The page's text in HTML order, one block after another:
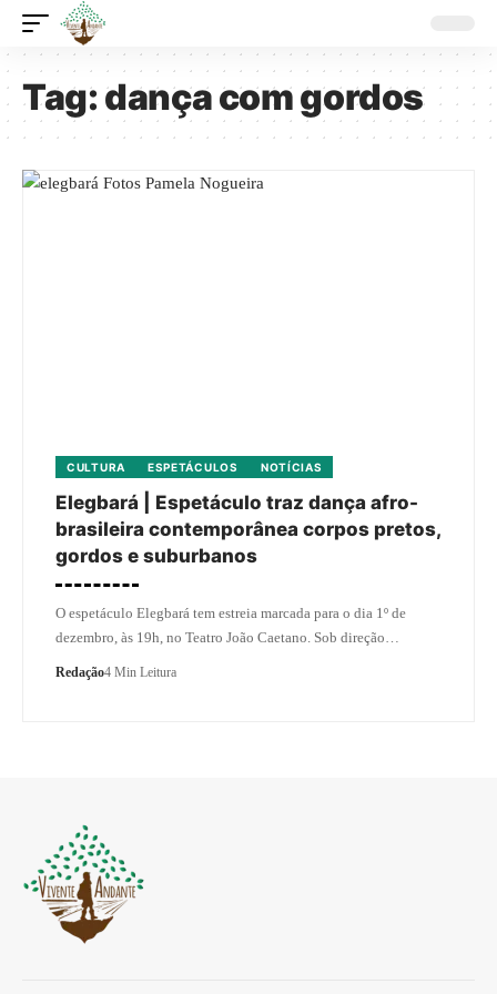
Tag:dança com gordos
CULTURA ESPETÁCULOS NOTÍCIAS
Elegbará | Espetáculo traz dança afro-
brasileira contemporânea corpos pretos,
gordos e suburbanos
O espetáculo Elegbará tem estreia marcada para o dia 1º de
dezembro, às 19h, no Teatro João Caetano. Sob direção…
Redação4 Min Leitura